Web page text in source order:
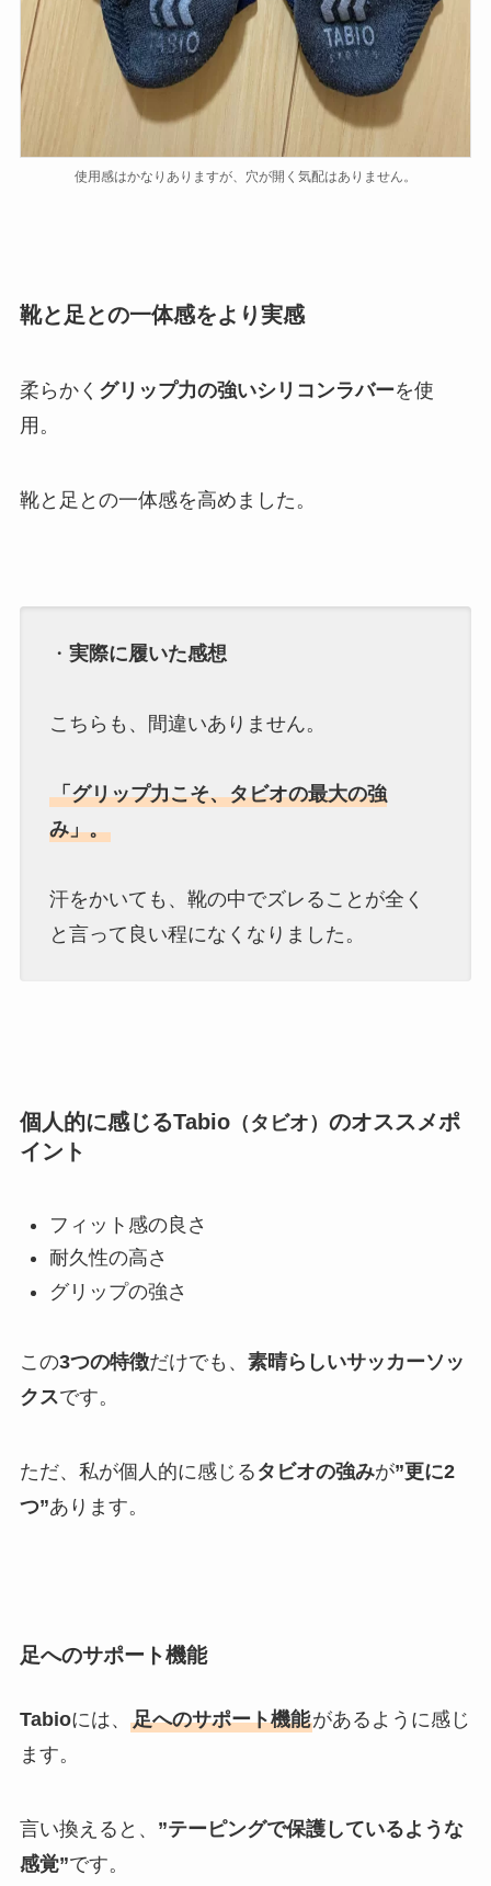
使用感はかなりありますが、穴が開く気配はありません。
靴と足との一体感をより実感
柔らかく グリップ力の強いシリコンラバーを使
用。
靴と足との一体感を高めました。
・ 実際に履いた感想
こちらも、間違いありません。
「グリップ力こそ、タビオの最大の強
み」。
汗をかいても、靴の中でズレることが全く
と言って良い程になくなりました。
個人的に感じるTabio（タビオ） のオススメポ
イント
フィット感の良さ
耐久性の高さ
グリップの強さ
この3つの特徴だけでも、 素晴らしいサッカーソッ
クスです。
ただ、私が個人的に感じる タビオの強みが”更に2
つ”あります。
足へのサポート機能
Tabioには、 足へのサポート機能があるように感じ
ます。
言い換えると、 ”テーピングで保護しているような
感覚”です。